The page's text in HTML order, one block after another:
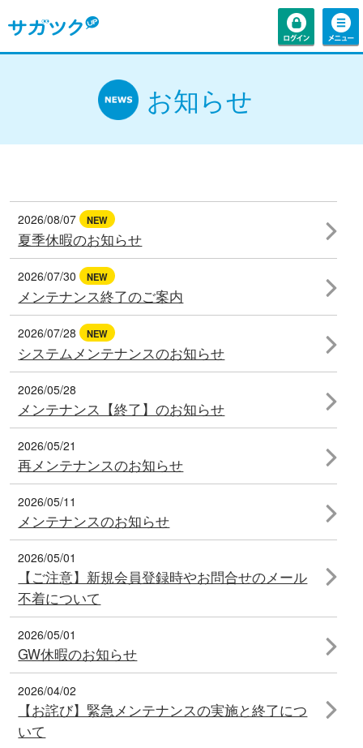
お知らせ
2026/08/07 NEW
夏季休暇のお知らせ
2026/07/30 NEW
メンテナンス終了のご案内
2026/07/28 NEW
システムメンテナンスのお知らせ
2026/05/28
メンテナンス【終了】のお知らせ
2026/05/21
再メンテナンスのお知らせ
2026/05/11
メンテナンスのお知らせ
2026/05/01
【ご注意】新規会員登録時やお問合せのメール
不着について
2026/05/01
GW休暇のお知らせ
2026/04/02
【お詫び】緊急メンテナンスの実施と終了につ
いて